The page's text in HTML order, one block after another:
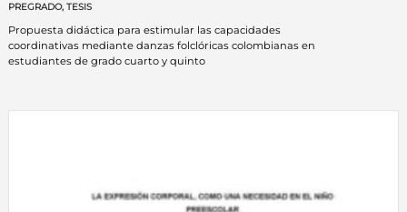
PREGRADO, TESIS
Propuesta didáctica para estimular las capacidades
coordinativas mediante danzas folclóricas colombianas en
estudiantes de grado cuarto y quinto